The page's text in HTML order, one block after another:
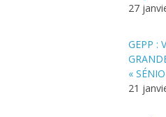
27
GEPP :
«
21